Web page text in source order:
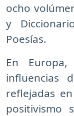
ocho
y
Poesías.
En
influencias
reflejadas
positivismo